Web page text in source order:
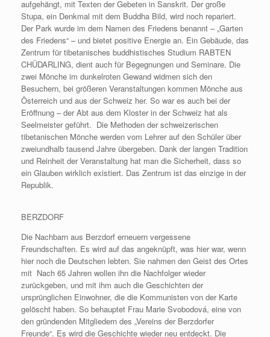
aufgehängt, mit Texten der Gebeten in Sanskrit. Der große
Stupa, ein Denkmal mit dem Buddha Bild, wird noch repariert.
Der Park wurde im dem Namen des Friedens benannt – „Garten
des Friedens“ – und bietet positive Energie an. Ein Gebäude, das
Zentrum für tibetanisches buddhistisches Studium RABTEN
CHÜDARLING, dient auch für Begegnungen und Seminare. Die
zwei Mönche im dunkelroten Gewand widmen sich den
Besuchern, bei größeren Veranstaltungen kommen Mönche aus
Österreich und aus der Schweiz her. So war es auch bei der
Eröffnung – der Abt aus dem Kloster in der Schweiz hat als
Seelmeister geführt. Die Methoden der schweizerischen
tibetanischen Mönche werden vom Lehrer auf den Schüler über
zweiundhalb tausend Jahre übergeben. Dank der langen Tradition
und Reinheit der Veranstaltung hat man die Sicherheit, dass so
ein Glauben wirklich existiert. Das Zentrum ist das einzige in der
Republik.
BERZDORF
Die Nachbarn aus Berzdorf erneuern vergessene
Freundschaften. Es wird auf das angeknüpft, was hier war, wenn
hier noch die Deutschen lebten. Sie nahmen den Geist des Ortes
mit Nach 65 Jahren wollen ihn die Nachfolger wieder
zurückgeben, und mit ihm auch die Geschichten der
ursprünglichen Einwohner, die die Kommunisten von der Karte
gelöscht haben. So behauptet Frau Marie Svobodová, eine von
den gründenden Mitgliedern des „Vereins der Berzdorfer
Freunde“. Es wird die Geschichte wieder neu entdeckt. Die